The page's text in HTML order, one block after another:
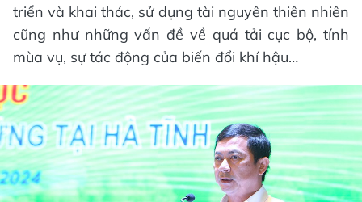
triển và khai thác, sử dụng tài nguyên thiên nhiên
cũng như những vấn đề về quá tải cục bộ, tính
mùa vụ, sự tác động của biến đổi khí hậu…